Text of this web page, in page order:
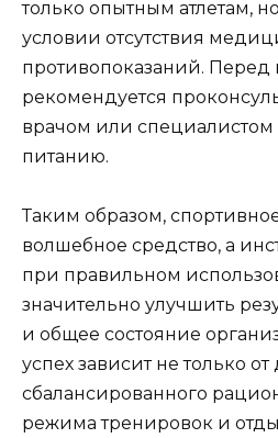
только опытным атлетам,
условии отсутствия
противопоказаний.
рекомендуется
врачом или
питанию.
Таким образом,
волшебное средство, а
при правильном
значительно улучшить
и общее состояние
успех зависит не только
сбалансированного
режима тренировок и